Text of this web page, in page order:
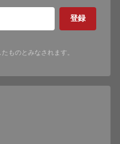
登録
ものとみなされます。